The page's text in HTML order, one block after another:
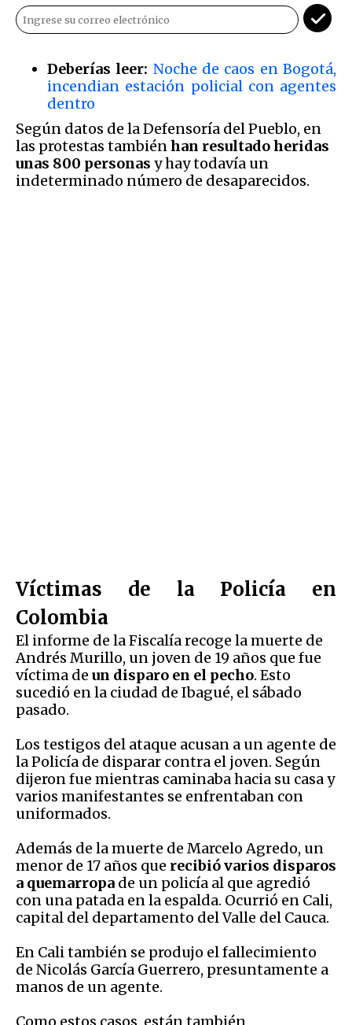
Deberías leer: Noche de caos en Bogotá,
incendian estación policial con agentes
dentro
Según datos de la Defensoría del Pueblo, en
las protestas tambiénhan resultado heridas
unas 800 personas y hay todavía un
indeterminado número de desaparecidos.
Víctimas de la Policía en
Colombia
El informe de la Fiscalía recoge la muerte de
Andrés Murillo, un joven de 19 años que fue
víctima de un disparo en el pecho. Esto
sucedió en la ciudad de Ibagué, el sábado
pasado.
Los testigos del ataque acusan a un agente de
la Policía de disparar contra el joven. Según
dijeron fue mientras caminaba hacia su casa y
varios manifestantes se enfrentaban con
uniformados.
Además de la muerte de Marcelo Agredo, un
menor de 17 años que recibió varios disparos
a quemarropa de un policía al que agredió
con una patada en la espalda. Ocurrió en Cali,
capital del departamento del Valle del Cauca.
En Cali también se produjo el fallecimiento
de Nicolás García Guerrero, presuntamente a
manos de un agente.
Como estos casos, están también